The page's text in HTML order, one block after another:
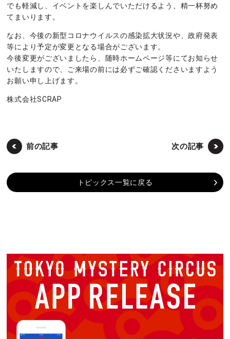
でも軽減し、イベントを楽しんでいただけるよう、精一杯努め
てまいります。
なお、今後の新型コロナウイルスの感染拡大状況や、政府発表
等により予定が変更となる場合がございます。
今後変更がございましたら、随時ホームページ等にてお知らせ
いたしますので、ご来場の前には必ずご確認くださいますよう
お願い申し上げます。
株式会社SCRAP
前の記事 次の記事
トピックス一覧に戻る